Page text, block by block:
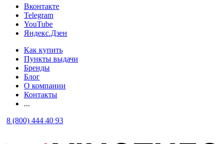
Вконтакте
Telegram
YouTube
Яндекс.Дзен
Как купить
Пункты выдачи
Бренды
Блог
О компании
Контакты
...
8 (800) 444 40 93